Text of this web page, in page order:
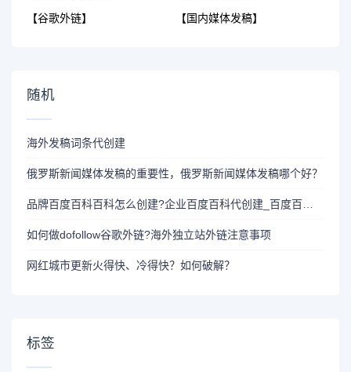
【谷歌外链】 【国内媒体发稿】
随机
海外发稿词条代创建
俄罗斯新闻媒体发稿的重要性，俄罗斯新闻媒体发稿哪个好？
如何做dofollow谷歌外链?海外独立站外链注意事项
网红城市更新火得快、冷得快？如何破解？
标签